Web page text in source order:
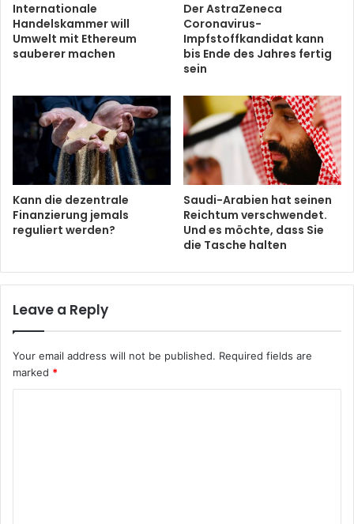
Internationale
Handelskammer will
Umwelt mit Ethereum
sauberer machen
Der AstraZeneca
Coronavirus-
Impfstoffkandidat kann
bis Ende des Jahres fertig
sein
Kann die dezentrale
Finanzierung jemals
reguliert werden?
Saudi-Arabien hat seinen
Reichtum verschwendet.
Und es möchte, dass Sie
die Tasche halten
Leave a Reply
Your email address will not be published. Required fields are
marked *